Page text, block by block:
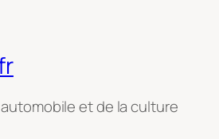
et de la culture